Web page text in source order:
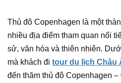
Thủ đô Copenhagen là một
nhiều địa điểm tham quan nổi
sử, văn hóa và thiên nhiên.
mà khách đi tour du lịch Châu
đến thăm thủ đô Copenhagen